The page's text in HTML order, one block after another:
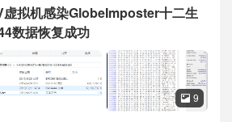
虚拟机感染GlobeImposter十二生
数据恢复成功
 9